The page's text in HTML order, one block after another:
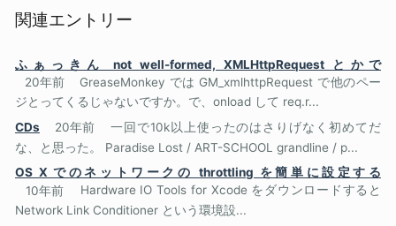
関連エントリー
ふぁっきん not well-formed, XMLHttpRequest とかで
20年前
GreaseMonkey では GM_xmlhttpRequest で他のペー
ジとってくるじゃないですか。で、onload して req.r...
CDs
20年前
一回で10k以上使ったのはさりげなく初めてだ
な、と思った。 Paradise Lost / ART-SCHOOL grandline / p...
OS X でのネットワークの throttling を簡単に設定する
10年前
Hardware IO Tools for Xcode をダウンロードすると
Network Link Conditioner という環境設...